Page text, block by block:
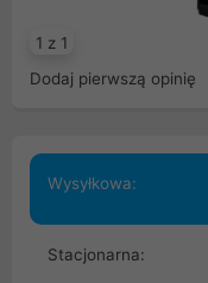
1 z 1
Dodaj pierwszą opinię
Wysyłkowa:
Stacjonarna: